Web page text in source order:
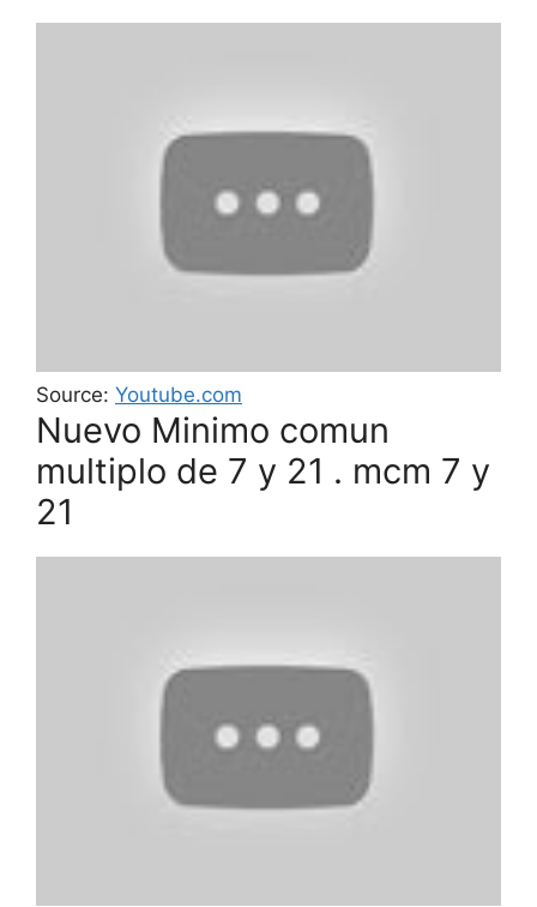
Source: Youtube.com
Nuevo Minimo comun
multiplo de 7 y 21 . mcm 7 y
21